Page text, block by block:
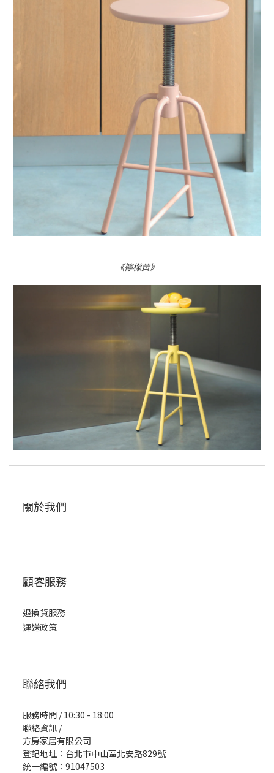
《檸檬黃》
關於我們
顧客服務
退換貨服務
運送政策
聯絡我們
服務時間 / 10:30 - 18:00
聯絡資訊 /
方房家居有限公司
登記地址：台北市中山區北安路829號
統一編號：91047503